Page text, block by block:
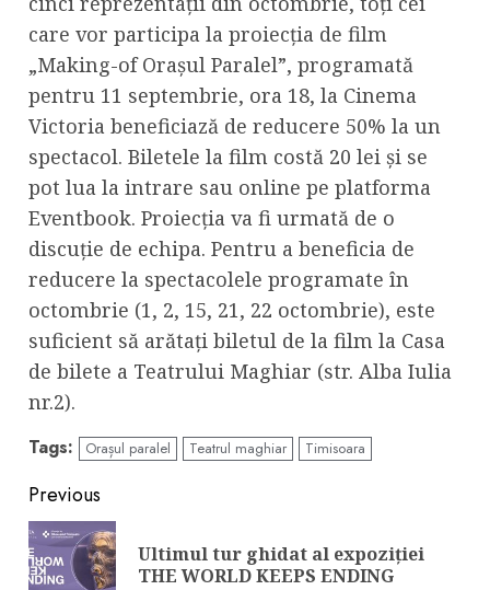
care vor participa la proiecția de film
„Making-of Orașul Paralel”, programată
pentru 11 septembrie, ora 18, la Cinema
Victoria beneficiază de reducere 50% la un
spectacol. Biletele la film costă 20 lei și se
pot lua la intrare sau online pe platforma
Eventbook. Proiecția va fi urmată de o
discuție de echipa. Pentru a beneficia de
reducere la spectacolele programate în
octombrie (1, 2, 15, 21, 22 octombrie), este
suficient să arătați biletul de la film la Casa
de bilete a Teatrului Maghiar (str. Alba Iulia
nr.2).
Tags: Orașul paralel Teatrul maghiar Timisoara
Continue
Reading
Previous
Ultimul tur ghidat al expoziției
THE WORLD KEEPS ENDING